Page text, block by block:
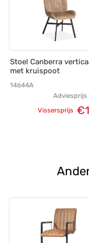
Stoel Canberra
met kruispoot
14644A
Adviesprijs
Vissersprijs €